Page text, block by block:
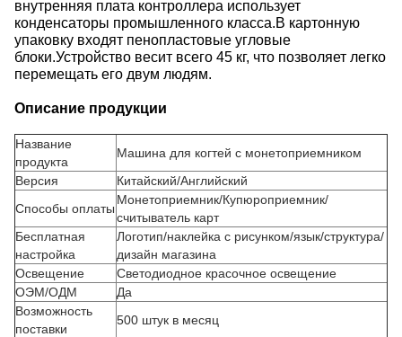
внутренняя плата контроллера использует
конденсаторы промышленного класса.В картонную
упаковку входят пенопластовые угловые
блоки.Устройство весит всего 45 кг, что позволяет легко
перемещать его двум людям.
Описание продукции
Название
продукта
Машина для когтей с монетоприемником
Версия
Китайский/Английский
Способы оплаты
Монетоприемник/Купюроприемник/
считыватель карт
Бесплатная
настройка
Логотип/наклейка с рисунком/язык/структура/
дизайн магазина
Освещение
Светодиодное красочное освещение
ОЭМ/ОДМ
Да
Возможность
поставки
500 штук в месяц